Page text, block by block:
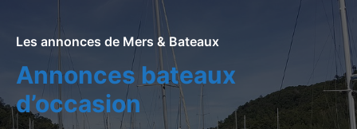
Les annonces de Mers & Bateaux
Annonces bateaux
d’occasion